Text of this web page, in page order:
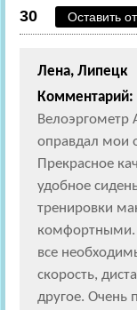
30
Оставить
Лена, Липецк
Комментарий:
Велоэргометр
оправдал мои
Прекрасное
удобное
тренировки
комфортными.
все
скорость,
другое. Очень